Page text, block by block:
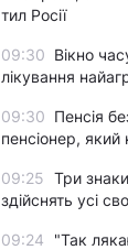
тил Росії
09:30 Вікно
лікування
09:30 Пенсія
пенсіонер,
09:25 Три
здійснять усі
09:24
"Так